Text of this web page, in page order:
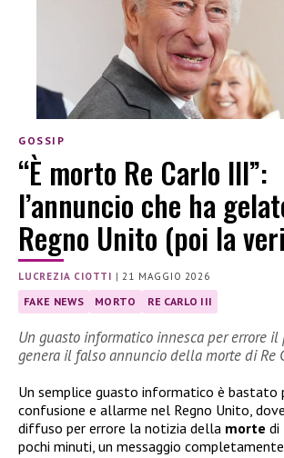
GOSSIP
“È morto Re Carlo III”:
l’annuncio che ha
Regno Unito (poi la
LUCREZIA CIOTTI | 21 MAGGIO 2026
FAKE NEWS MORTO RE CARLO III
Un guasto informatico innesca per errore
genera il falso annuncio della morte di Re
Un semplice guasto informatico è bastato
confusione e allarme nel Regno Unito,
diffuso per errore la notizia della morte di
pochi minuti, un messaggio